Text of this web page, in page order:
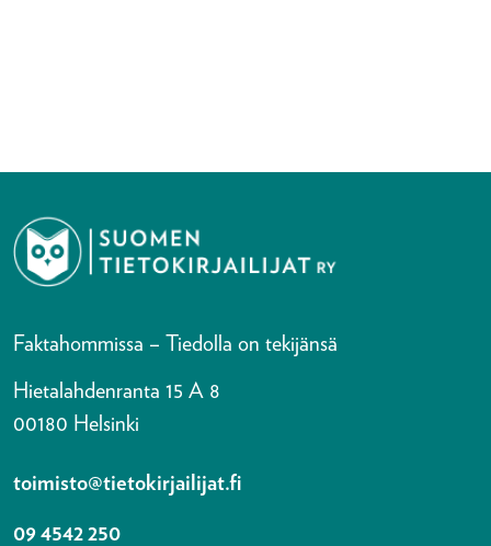
Faktahommissa – Tiedolla on tekijänsä
Hietalahdenranta 15 A 8
00180 Helsinki
toimisto@tietokirjailijat.fi
09 4542 250